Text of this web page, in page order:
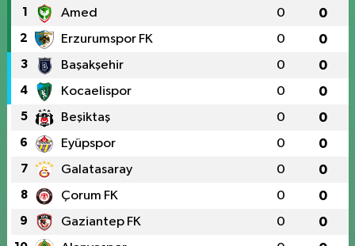
1 Amed 0 0
2 Erzurumspor FK 0 0
3 Başakşehir 0 0
4 Kocaelispor 0 0
5 Beşiktaş 0 0
6 Eyüpspor 0 0
7 Galatasaray 0 0
8 Çorum FK 0 0
9 Gaziantep FK 0 0